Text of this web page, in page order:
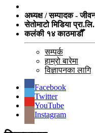
अध्यक्ष / सम्पादक -
सेतोमाटो मिडिया प्रा.लि.
कलंकी १४ काठमाडौँ
सम्पर्क
हाम्रो बारेमा
विज्ञापनका लागि
Facebook
Twitter
YouTube
Instagram